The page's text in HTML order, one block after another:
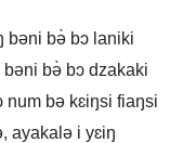
bəni bə̀ bɔ laniki
bə̀ bɔ dzakaki
num bə kɛiŋsi fiaŋsi
ayakalə i yɛiŋ